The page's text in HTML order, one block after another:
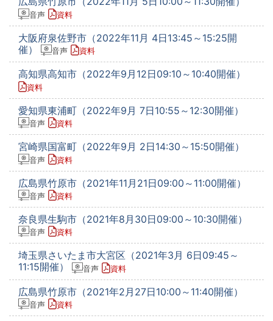
音声 資料
大阪府泉佐野市（2022年11月 4日13:45～15:25開
催）
音声 資料
高知県高知市（2022年9月12日09:10～10:40開催）
資料
愛知県東浦町（2022年9月 7日10:55～12:30開催）
音声 資料
宮崎県国富町（2022年9月 2日14:30～15:50開催）
音声 資料
広島県竹原市（2021年11月21日09:00～11:00開催）
音声 資料
奈良県生駒市（2021年8月30日09:00～10:30開催）
音声 資料
埼玉県さいたま市大宮区（2021年3月 6日09:45～
11:15開催）
音声 資料
広島県竹原市（2021年2月27日10:00～11:40開催）
音声 資料